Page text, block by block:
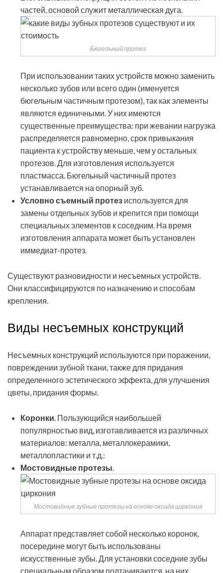
частей, основой служит металлическая дуга.
Бюгельный протез
При использовании таких устройств можно заменить
несколько зубов или всего один (именуется
бюгельным частичным протезом), так как элементы
являются единичными. У них имеются
существенные преимущества: при жевании нагрузка
распределяется равномерно, срок привыкания
пациента к устройству меньше, чем у остальных
протезов. Для изготовления используется
пластмасса. Бюгельный частичный протез
устанавливается на опорный зуб.
Условно съемный протез используется для
замены отдельных зубов и крепится при помощи
специальных элементов к соседним. На время
изготовления аппарата может быть установлен
иммедиат-протез.
Существуют разновидности и несъемных устройств.
Они классифицируются по назначению и способам
крепления.
Виды несъемных конструкций
Несъемных конструкций используются при поражении,
повреждении зубной ткани, также для придания
определенного эстетического эффекта, для улучшения
цветы, придания формы.
Коронки. Пользующийся наибольшей
популярностью вид, изготавливается из различных
материалов: металла, металлокерамики,
металлопластики и т.д.:
Мостовидные протезы.
Мостовидные зубные протезы на основе оксида циркония
Аппарат представляет собой несколько коронок,
посередине могут быть использованы
искусственные зубы. Для установки соседние зубы
специальным образом подтачиваются, на них